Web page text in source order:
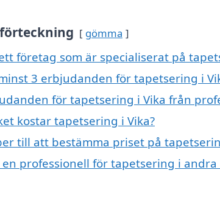
gömma
företag som är specialiserat på
3 erbjudanden för tapetsering i
för tapetsering i Vika från
kostar tapetsering i Vika?
till att bestämma priset på
en professionell för tapetsering i andra